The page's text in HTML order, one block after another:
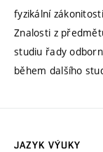
fyzikální
Znalosti z
studiu řady
během dalšího
JAZYK VÝUKY